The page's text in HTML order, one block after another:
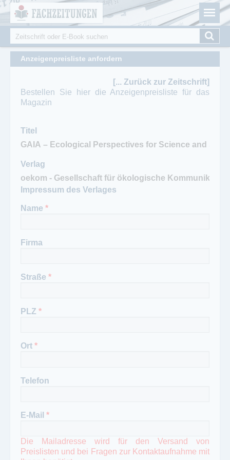
Fachzeitungen.de - Das unabhängige Portal für
Fachmagazine Fachpublikationen & eBooks
Suchformular
Suche
Anzeigenpreisliste anfordern
[... Zurück zur Zeitschrift]
Bestellen Sie hier die Anzeigenpreisliste für das
Magazin
Titel
Verlag
Impressum des Verlages
Name *
Firma
Straße *
PLZ *
Ort *
Telefon
E-Mail *
Die Mailadresse wird für den Versand von
Preislisten und bei Fragen zur Kontaktaufnahme mit
Cookie-Einstellungen